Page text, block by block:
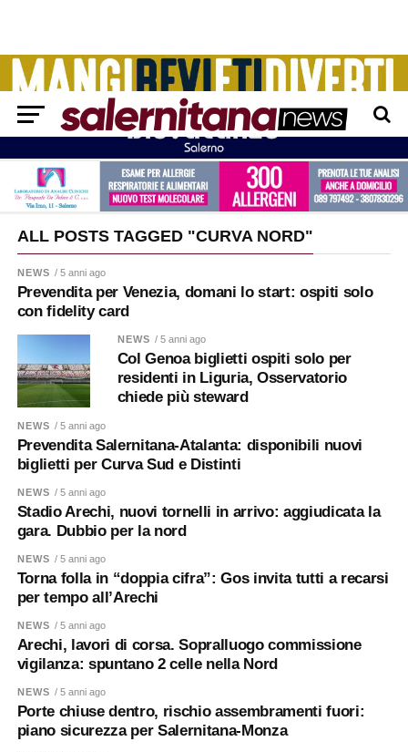
ALL POSTS TAGGED "CURVA NORD"
NEWS / 5 anni ago
Prevendita per Venezia, domani lo start: ospiti solo
con fidelity card
NEWS / 5 anni ago
Col Genoa biglietti ospiti solo per
residenti in Liguria, Osservatorio
chiede più steward
NEWS / 5 anni ago
Prevendita Salernitana-Atalanta: disponibili nuovi
biglietti per Curva Sud e Distinti
NEWS / 5 anni ago
Stadio Arechi, nuovi tornelli in arrivo: aggiudicata la
gara. Dubbio per la nord
NEWS / 5 anni ago
Torna folla in “doppia cifra”: Gos invita tutti a recarsi
per tempo all’Arechi
NEWS / 5 anni ago
Arechi, lavori di corsa. Sopralluogo commissione
vigilanza: spuntano 2 celle nella Nord
NEWS / 5 anni ago
Porte chiuse dentro, rischio assembramenti fuori:
piano sicurezza per Salernitana-Monza